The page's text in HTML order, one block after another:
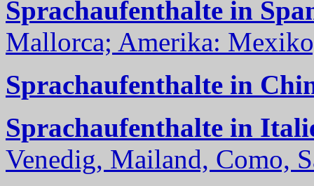
Sprachaufenthalte in
Mallorca; Amerika:
Sprachaufenthalte in
Sprachaufenthalte in
Venedig, Mailand, Como,